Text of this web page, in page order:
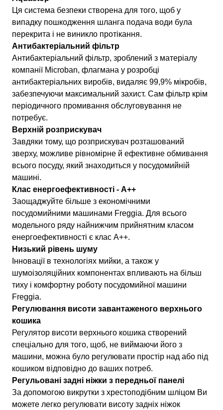
Ця система безпеки створена для того, щоб у
випадку пошкодження шланга подача води була
перекрита і не виникло протікання.
Антибактеріальний фільтр
Антибактеріальний фільтр, зроблений з матеріалу
компанії Microban, флагмана у розробці
антибактеріальних виробів, видаляє 99,9% мікробів,
забезпечуючи максимальний захист. Сам фільтр крім
періодичного промивання обслуговування не
потребує.
Верхній розприскувач
Завдяки тому, що розприскувач розташований
зверху, можливе рівномірне й ефективне обмивання
всього посуду, який знаходиться у посудомийній
машині.
Клас енергоефективності - А++
Заощаджуйте більше з економічними
посудомийними машинами Freggia. Для всього
модельного ряду найнижчим прийнятним класом
енергоефективності є клас А++.
Низький рівень шуму
Інновації в технологіях мийки, а також у
шумоізоляційних компонентах впливають на більш
тиху і комфортну роботу посудомийної машини
Freggia.
Регулювання висоти завантаженого верхнього
кошика
Регулятор висоти верхнього кошика створений
спеціально для того, щоб, не виймаючи його з
машини, можна було регулювати простір над або під
кошиком відповідно до ваших потреб.
Регульовані задні ніжки з передньої панелі
За допомогою викрутки з хрестоподібним шліцом Ви
можете легко регулювати висоту задніх ніжок